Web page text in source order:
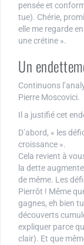
pensée et
tue). Chérie,
elle me regarde
une crétine ».
Un
Continuons
Pierre Moscovici.
Il a justifié cet
D’abord, « les
croissance ».
Cela revient à
la dette
de même. Les
Pierrôt ! Même
gagnes, eh bien
découverts
expliquer parce
clair). Et que